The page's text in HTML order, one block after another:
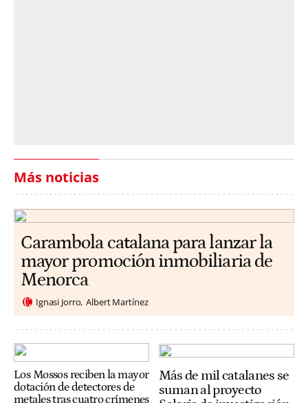
Más noticias
Carambola catalana para lanzar la
mayor promoción inmobiliaria de
Menorca
Ignasi Jorro Albert Martínez
Los Mossos reciben la mayor
dotación de detectores de
metales tras cuatro crímenes
Más de mil catalanes se
suman al proyecto